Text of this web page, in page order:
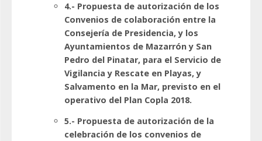
4.- Propuesta de autorización de los
Convenios de colaboración entre la
Consejería de Presidencia, y los
Ayuntamientos de Mazarrón y San
Pedro del Pinatar, para el Servicio de
Vigilancia y Rescate en Playas, y
Salvamento en la Mar, previsto en el
operativo del Plan Copla 2018.
5.- Propuesta de autorización de la
celebración de los convenios de